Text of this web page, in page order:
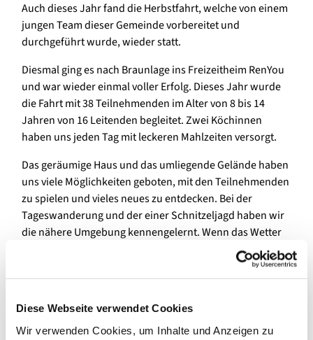
Diese Webseite verwendet Cookies
Wir verwenden Cookies, um Inhalte und Anzeigen zu
Auch dieses Jahr fand die Herbstfahrt, welche von einem
jungen Team dieser Gemeinde vorbereitet und
durchgeführt wurde, wieder statt.
Diesmal ging es nach Braunlage ins Freizeitheim RenYou
und war wieder einmal voller Erfolg. Dieses Jahr wurde
die Fahrt mit 38 Teilnehmenden im Alter von 8 bis 14
Jahren von 16 Leitenden begleitet. Zwei Köchinnen
haben uns jeden Tag mit leckeren Mahlzeiten versorgt.
Das geräumige Haus und das umliegende Gelände haben
uns viele Möglichkeiten geboten, mit den Teilnehmenden
zu spielen und vieles neues zu entdecken. Bei der
Tageswanderung und der einer Schnitzeljagd haben wir
die nähere Umgebung kennengelernt. Wenn das Wetter
mal nicht ganz mitgespielt hat, wurden die vielen
Möglichkeiten im Haus genutzt, die Teilnehmenden
konnten sich bei Kreisspielen besser kennenlernen,
basteln, Gesellschaftsspiele spielen und vieles mehr. Ein
Highlight war der Theaterabend, bei welchen die